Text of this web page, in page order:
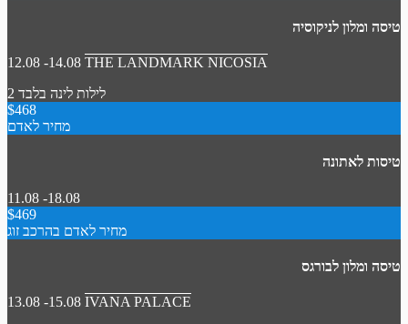
טיסה ומלון לניקוסיה
12.08 -14.08 THE LANDMARK NICOSIA
2 לילות לינה בלבד
$468
מחיר לאדם
טיסות לאתונה
11.08 -18.08
$469
מחיר לאדם בהרכב זוג
טיסה ומלון לבורגס
13.08 -15.08 IVANA PALACE